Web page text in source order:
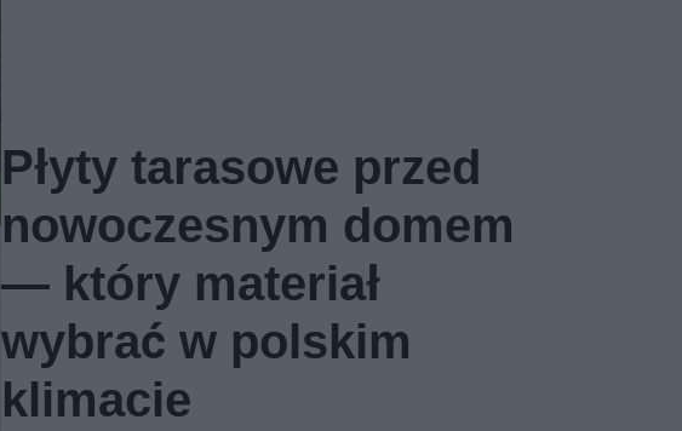
Płyty tarasowe przed
nowoczesnym domem
— który materiał
wybrać w polskim
klimacie